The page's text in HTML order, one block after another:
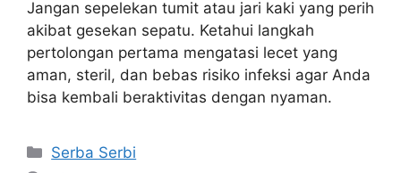
Jangan sepelekan tumit atau jari kaki yang perih
akibat gesekan sepatu. Ketahui langkah
pertolongan pertama mengatasi lecet yang
aman, steril, dan bebas risiko infeksi agar Anda
bisa kembali beraktivitas dengan nyaman.
Kategori
Serba Serbi